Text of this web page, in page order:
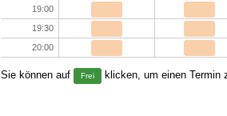
19:00
19:30
20:00
Sie können auf Frei klicken, um einen Termin